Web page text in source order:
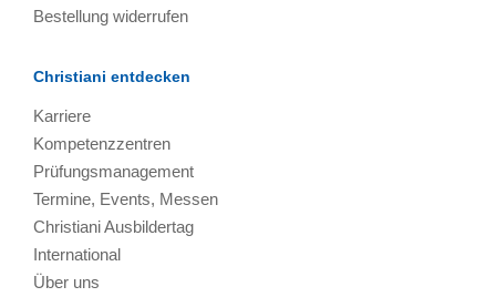
Bestellung widerrufen
Christiani entdecken
Karriere
Kompetenzzentren
Prüfungsmanagement
Termine, Events, Messen
Christiani Ausbildertag
International
Über uns